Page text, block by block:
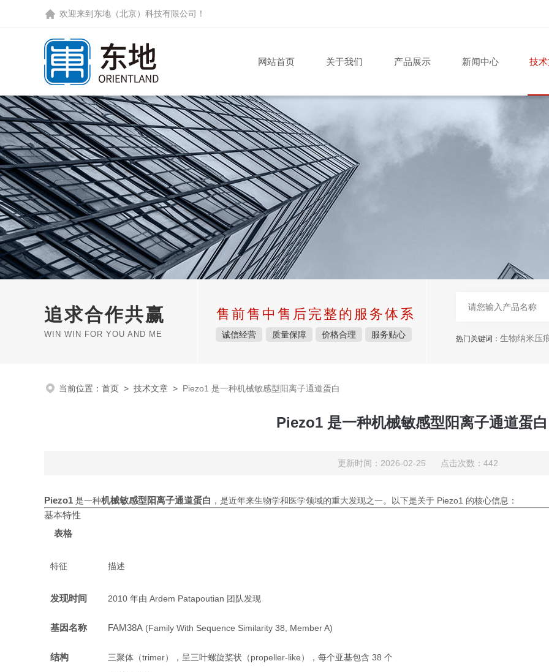
欢迎来到 东地（北京）科技有限公司 ！
网站首页 关于我们 产品展示 新闻中心 技
追求合作共赢
WIN WIN FOR YOU AND ME
售前售中售后完整的服务体系
诚信经营 质量保障 价格合理 服务贴心 热门关键词： 生物纳米压痕仪，表面力仪，
当前位置： 首页 > 技术文章 > Piezo1 是一种机械敏感型阳离子通道蛋白
Piezo1 是一种机械敏感型阳离子通道蛋白
更新时间：2026-02-25 点击次数：442
Piezo1 是一种机械敏感型阳离子通道蛋白 ，是近年来生物学和医学领域的重大发现之一。以下是关于 Piezo1 的核心信息：
基本特性
表格
特征 描述
发现时间 2010 年由 Ardem Patapoutian 团队发现
基因名称 FAM38A (Family With Sequence Similarity 38, Member A)
结构 三聚体（trimer），呈三叶螺旋桨状（propeller-like），每个亚基包含 38 个